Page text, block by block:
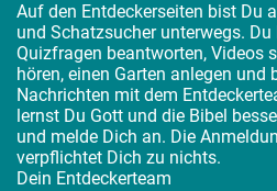
Auf den Entdeckerseiten bist Du
und Schatzsucher unterwegs.
Quizfragen beantworten, Videos
hören, einen Garten anlegen und
Nachrichten mit dem
lernst Du Gott und die Bibel
und melde Dich an. Die
verpflichtet Dich zu nichts.
Dein Entdeckerteam